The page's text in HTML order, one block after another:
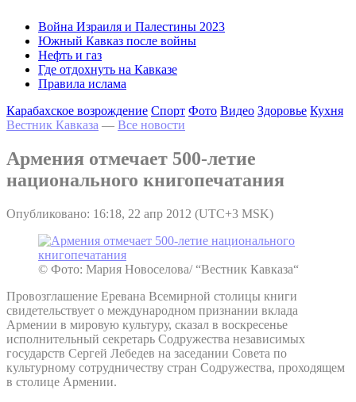
Война Израиля и Палестины 2023
Южный Кавказ после войны
Нефть и газ
Где отдохнуть на Кавказе
Правила ислама
Карабахское возрождение Спорт Фото Видео Здоровье Кухня
Вестник Кавказа — Все новости
Армения отмечает 500-летие
национального книгопечатания
Опубликовано: 16:18, 22 апр 2012 (UTC+3 MSK)
© Фото: Мария Новоселова/ “Вестник Кавказа“
Провозглашение Еревана Всемирной столицы книги
свидетельствует о международном признании вклада
Армении в мировую культуру, сказал в воскресенье
исполнительный секретарь Содружества независимых
государств Сергей Лебедев на заседании Совета по
культурному сотрудничеству стран Содружества, проходящем
в столице Армении.